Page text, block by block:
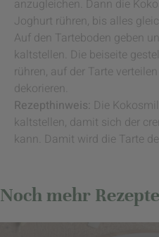
anzugleichen. Dann die
Joghurt rühren, bis alles
Auf den Tarteboden geben
kaltstellen. Die beiseite
rühren, auf der Tarte
dekorieren.
Rezepthinweis: Die
kaltstellen, damit sich der
kann. Damit wird die Tarte
Noch mehr